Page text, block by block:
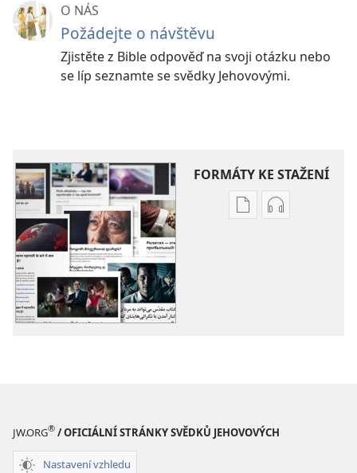
O NÁS
Požádejte o návštěvu
Zjistěte z Bible odpověď na svoji otázku nebo
se líp seznamte se svědky Jehovovými.
FORMÁTY KE STAŽENÍ
FormátyFormáty
JW.ORG® / OFICIÁLNÍ STRÁNKY SVĚDKŮ JEHOVOVÝCH
Nastavení vzhledu